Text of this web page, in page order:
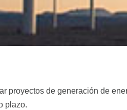
proyectos de generación de
plazo.